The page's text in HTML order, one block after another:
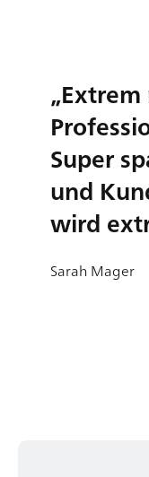
Super
und
wird
Sarah Mager